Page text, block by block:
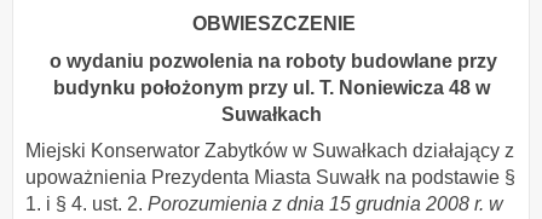
OBWIESZCZENIE
o wydaniu pozwolenia na roboty budowlane przy
budynku położonym przy ul. T. Noniewicza 48 w
Suwałkach
Miejski Konserwator Zabytków w Suwałkach działający z
upoważnienia Prezydenta Miasta Suwałk na podstawie §
1. i § 4. ust. 2. Porozumienia z dnia 15 grudnia 2008 r. w